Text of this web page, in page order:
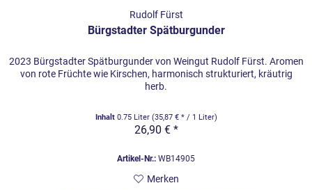
Rudolf Fürst
Bürgstadter Spätburgunder
2023 Bürgstadter Spätburgunder von Weingut Rudolf Fürst. Aromen
von rote Früchte wie Kirschen, harmonisch strukturiert, kräutrig
herb.
Inhalt 0.75 Liter (35,87 € * / 1 Liter)
26,90 € *
Artikel-Nr.: WB14905
Merken